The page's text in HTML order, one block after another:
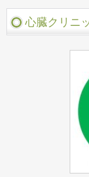
心臓クリニ